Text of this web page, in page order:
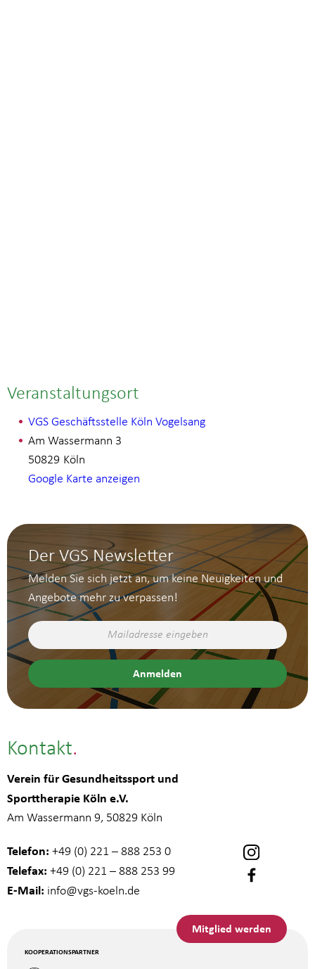
Veranstaltungsort
VGS Geschäftsstelle Köln Vogelsang
Am Wassermann 3
Köln
50829
Google Karte anzeigen
Der VGS Newsletter
Melden Sie sich jetzt an, um keine Neuigkeiten und
Angebote mehr zu verpassen!
Kontakt
Verein für Gesundheitssport und
Sporttherapie Köln e.V.
Am Wassermann 9, 50829 Köln
Telefon: +49 (0) 221 – 888 253 0
Telefax: +49 (0) 221 – 888 253 99
E-Mail: info@vgs-koeln.de
Mitglied werden
KOOPERATIONSPARTNER